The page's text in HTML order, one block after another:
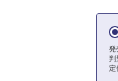
発
定